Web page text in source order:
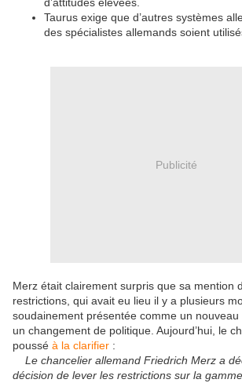
Taurus exige que d’autres systèmes
des spécialistes allemands soient
Publicité
Merz était clairement surpris que sa mention
restrictions, qui avait eu lieu il y a plusieurs
soudainement présentée comme un
un changement de politique. Aujourd’hui, le
poussé à la clarifier :
Le chancelier allemand Friedrich Merz a
décision de lever les restrictions sur la